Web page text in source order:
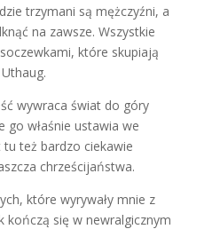
trzymani są mężczyźni, a
na zawsze. Wszystkie
które skupiają
wywraca świat do góry
go właśnie ustawia we
tu też bardzo ciekawie
chrześcijaństwa.
które wyrywały mnie z
kończą się w newralgicznym